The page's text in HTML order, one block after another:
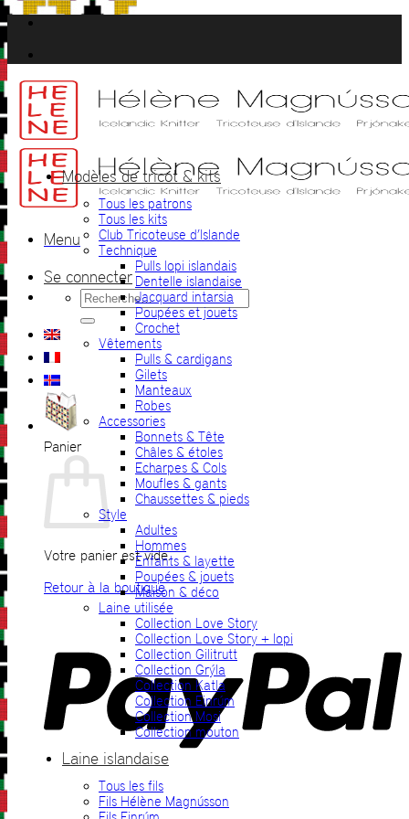
Passer
au
contenu
Menu
Se connecter
Recherche
pour :
Panier
Votre panier est vide.
Retour à la boutique
Modèles de tricot & kits
Tous les patrons
Tous les kits
Club Tricoteuse d’Islande
Technique
Pulls lopi islandais
Dentelle islandaise
Jacquard intarsia
Poupées et jouets
Crochet
Vêtements
Pulls & cardigans
Gilets
Manteaux
Robes
Accessories
Bonnets & Tête
Châles & étoles
Echarpes & Cols
Moufles & gants
Chaussettes & pieds
Style
Adultes
Hommes
Enfants & layette
Poupées & jouets
Maison & déco
Laine utilisée
Collection Love Story
Collection Love Story + lopi
Collection Gilitrutt
Collection Grýla
Collection Katla
Collection Einrúm
Collection Mosi
Collection mouton
Laine islandaise
Tous les fils
Fils Hélène Magnússon